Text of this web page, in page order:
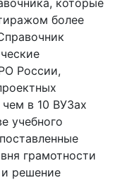
более
России,
в 10 ВУЗах
учебного
грамотности
решение